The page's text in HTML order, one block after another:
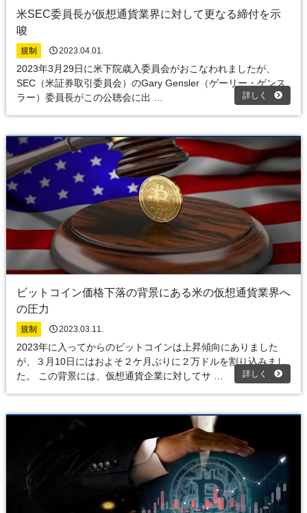
米SEC委員長が仮想通貨業界に対して更なる締付を示
唆
規制 2023.04.01.
2023年3月29日に米下院歳入委員会がおこなわれましたが、
SEC（米証券取引委員会）のGary Gensler（ゲーリー・ゲンス
ラー）委員長がこの公聴会に出 …
詳しく
ビットコイン価格下落の背景にある米の仮想通貨業界へ
の圧力
規制 2023.03.11.
2023年に入ってからのビットコインは上昇傾向にありました
が、３月10日にはおよそ２ケ月ぶりに２万ドルを割り込みまし
た。 この背景には、仮想通貨企業に対してサ …
詳しく